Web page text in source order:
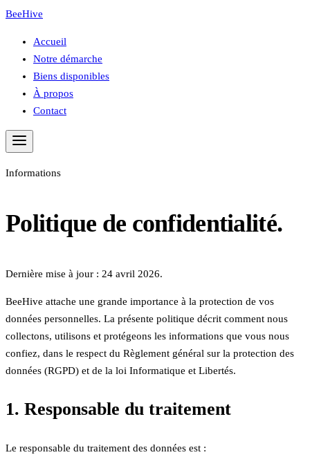
BeeHive
Accueil
Notre démarche
Biens disponibles
À propos
Contact
Informations
Politique de confidentialité.
Dernière mise à jour : 24 avril 2026.
BeeHive attache une grande importance à la protection de vos
données personnelles. La présente politique décrit comment nous
collectons, utilisons et protégeons les informations que vous nous
confiez, dans le respect du Règlement général sur la protection des
données (RGPD) et de la loi Informatique et Libertés.
1. Responsable du traitement
Le responsable du traitement des données est :